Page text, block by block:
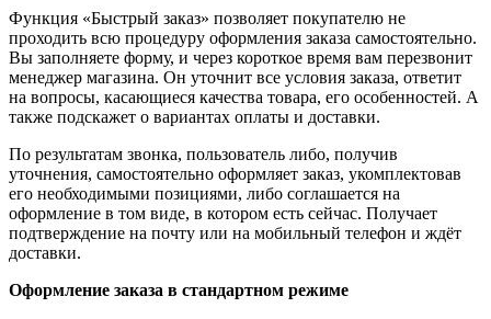
Функция «Быстрый заказ» позволяет покупателю не
проходить всю процедуру оформления заказа самостоятельно.
Вы заполняете форму, и через короткое время вам перезвонит
менеджер магазина. Он уточнит все условия заказа, ответит
на вопросы, касающиеся качества товара, его особенностей. А
также подскажет о вариантах оплаты и доставки.
По результатам звонка, пользователь либо, получив
уточнения, самостоятельно оформляет заказ, укомплектовав
его необходимыми позициями, либо соглашается на
оформление в том виде, в котором есть сейчас. Получает
подтверждение на почту или на мобильный телефон и ждёт
доставки.
Оформление заказа в стандартном режиме